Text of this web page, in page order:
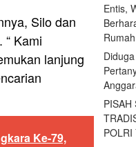
Silo dan
Kami
lanjung
Ke-79,
Entis,
PISAH
POLRI